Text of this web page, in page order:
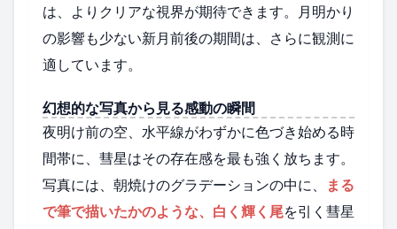
は、よりクリアな視界が期待できます。月明かり
の影響も少ない新月前後の期間は、さらに観測に
適しています。
幻想的な写真から見る感動の瞬間
夜明け前の空、水平線がわずかに色づき始める時
間帯に、彗星はその存在感を最も強く放ちます。
写真には、朝焼けのグラデーションの中に、
まる
で筆で描いたかのような、白く輝く尾を引く彗星